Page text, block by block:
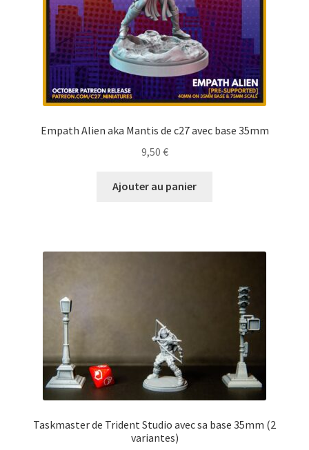
Empath Alien aka Mantis de c27 avec base 35mm
9,50 €
Ajouter au panier
Taskmaster de Trident Studio avec sa base 35mm (2
variantes)